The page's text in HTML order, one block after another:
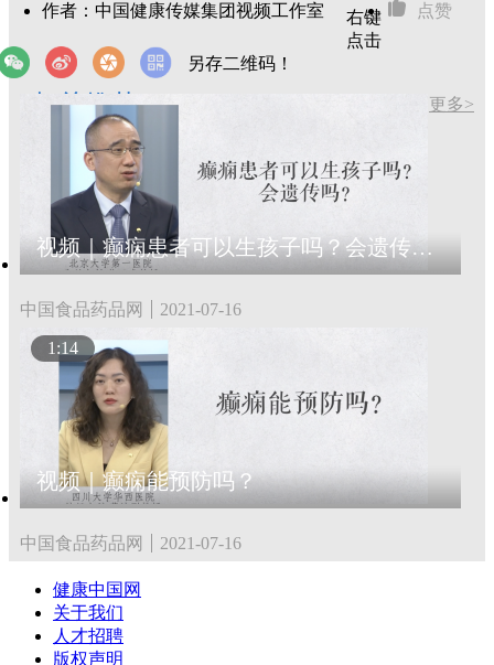
作者：中国健康传媒集团视频工作室 点赞
右键
点击
另存二维码！
相关推荐 更多>
视频｜癫痫患者可以生孩子吗？会遗传吗？
中国食品药品网 2021-07-16
1:14
视频｜癫痫能预防吗？
中国食品药品网 2021-07-16
健康中国网
关于我们
人才招聘
版权声明